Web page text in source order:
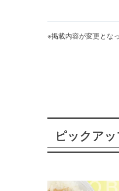
※掲載内容が変更とな
ピックア